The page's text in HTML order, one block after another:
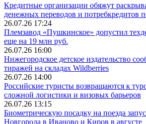
Кредитные организации обяжут
денежных переводов и потребкредитов
26.07.26 17:24
Племзавод «Пушкинское» допустил
еще на 19 млн руб.
26.07.26 16:00
Нижегородское детское издательство
тиражей на складах Wildberries
26.07.26 14:00
Российские туристы возвращаются к
сложной логистики и визовых барьеров
26.07.26 13:15
Биометрическую посадку на поезда
Новгорода в Иваново и Киров в августе